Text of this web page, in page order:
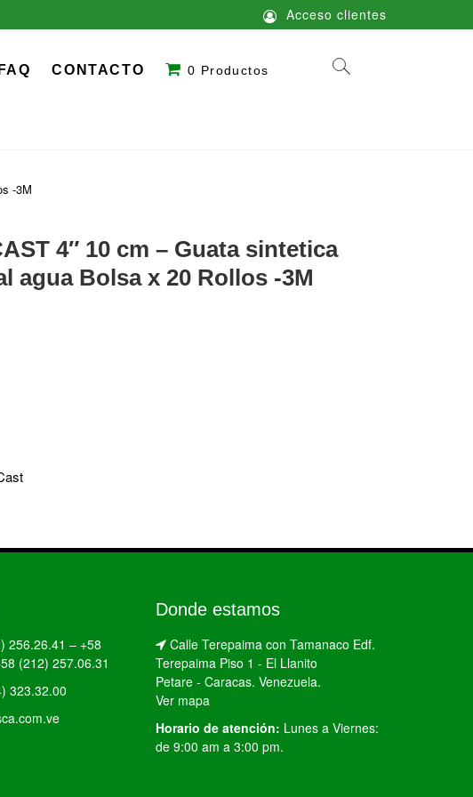
Acceso clientes
FAQ CONTACTO 0 Productos
-3M
4″ 10 cm – Guata sintetica
agua Bolsa x 20 Rollos -3M
256.26.41 – +58
(212) 257.06.31
323.32.00
Donde estamos
Calle Terepaima con Tamanaco Edf.
Terepaima Piso 1 - El Llanito
Petare - Caracas. Venezuela.
Ver mapa
Horario de atención: Lunes a Viernes:
de 9:00 am a 3:00 pm.